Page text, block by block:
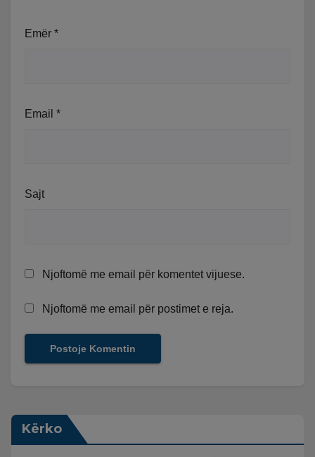
Emër *
Email *
Sajt
Njoftomë me email për komentet vijuese.
Njoftomë me email për postimet e reja.
Kërko